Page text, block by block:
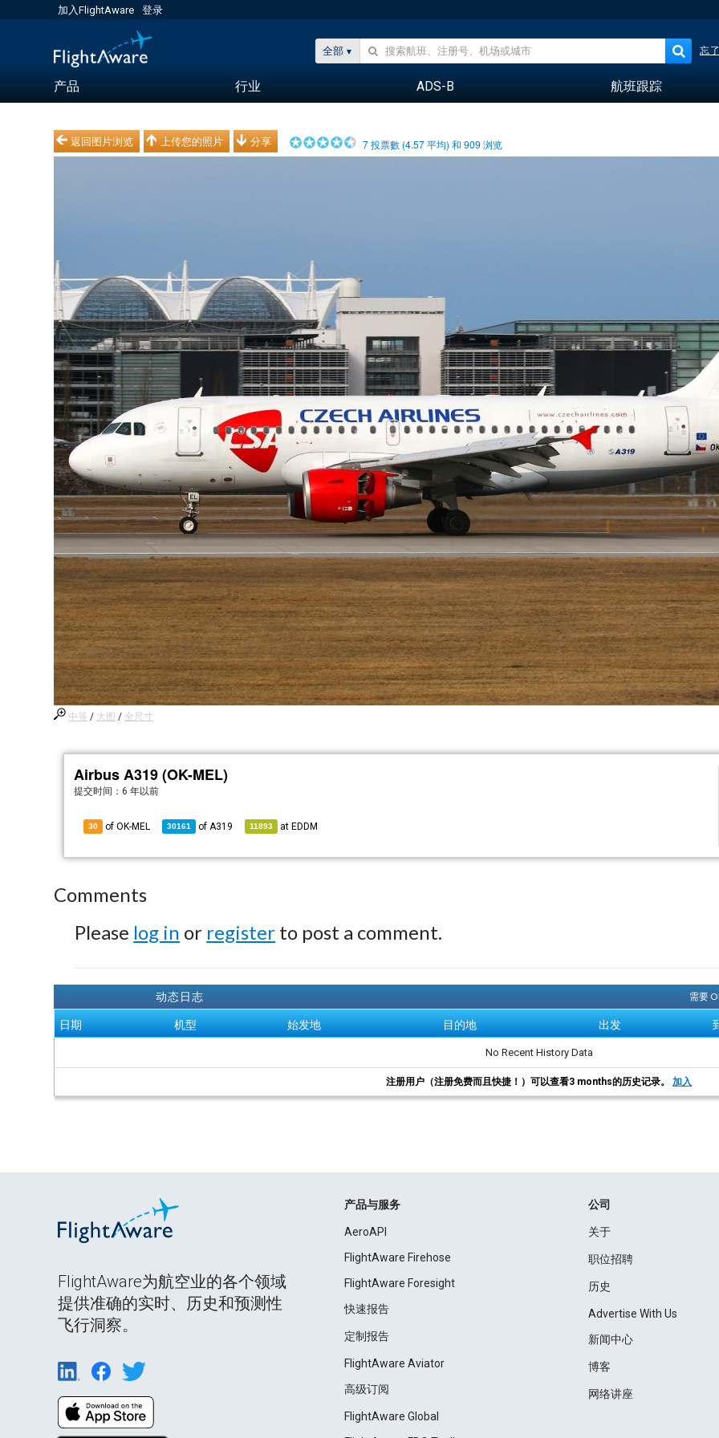
加入FlightAware 登录
全部 忘
产品 行业 ADS-B 航班跟踪
返回图片浏览 上传您的照片 分享 7投票數 (4.57平均) 和909 浏览
中等 / 大图 / 全尺寸
Airbus A319 (OK-MEL)
提交时间：6 年以前
30 of OK-MEL 30161 ofA319 11893 at EDDM
Comments
Please log in or register to post a comment.
动态日志 需要
日期 机型 始发地 目的地 出发
No Recent History Data
注册用户（注册免费而且快捷！）可以查看3 months的历史记录。加入
FlightAware为航空业的各个领域
提供准确的实时、历史和预测性
飞行洞察。
产品与服务
AeroAPI
FlightAware Firehose
FlightAware Foresight
快速报告
定制报告
FlightAware Aviator
高级订阅
FlightAware Global
公司
关于
职位招聘
历史
Advertise With Us
新闻中心
博客
网络讲座